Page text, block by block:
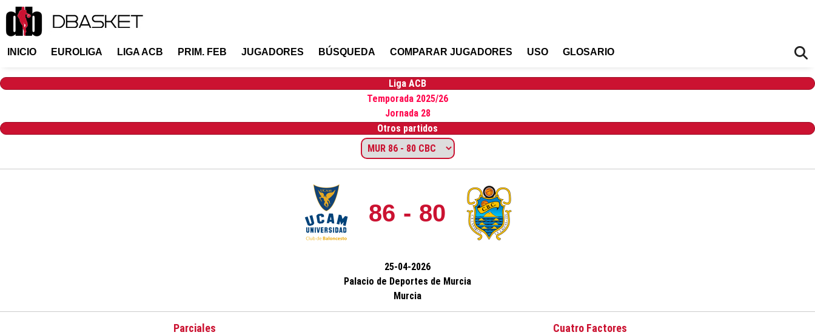
INICIO EUROLIGA LIGA ACB PRIM. FEB JUGADORES BÚSQUEDA COMPARAR JUGADORES USO GLOSARIO
Liga ACB
Temporada 2025/26
Jornada 28
Otros partidos
86 - 80
25-04-2026
Palacio de Deportes de Murcia
Murcia
Parciales
Cuatro Factores